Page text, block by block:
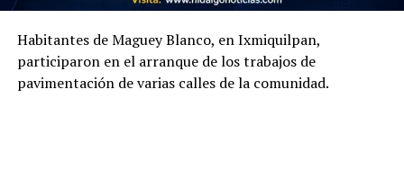
Habitantes de Maguey Blanco, en Ixmiquilpan,
participaron en el arranque de los trabajos de
pavimentación de varias calles de la comunidad.